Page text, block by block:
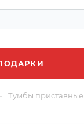
Тумбы приставные